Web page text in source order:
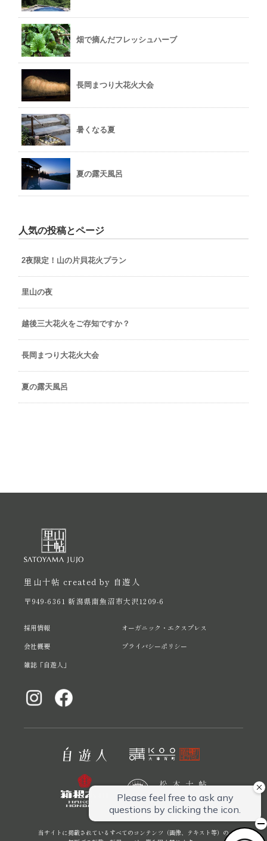
畑で摘んだフレッシュハーブ
長岡まつり大花火大会
暑くなる夏
夏の露天風呂
人気の投稿とページ
2夜限定！山の片貝花火プラン
里山の夜
越後三大花火をご存知ですか？
長岡まつり大花火大会
夏の露天風呂
里山十帖 created by 自遊人
〒949-6361 新潟県南魚沼市大沢1209-6
採用情報
会社概要
雑誌「自遊人」
オーガニック・エクスプレス
プライバシーポリシー
当サイトに掲載されているすべてのコンテンツ（画像、テキスト等）の